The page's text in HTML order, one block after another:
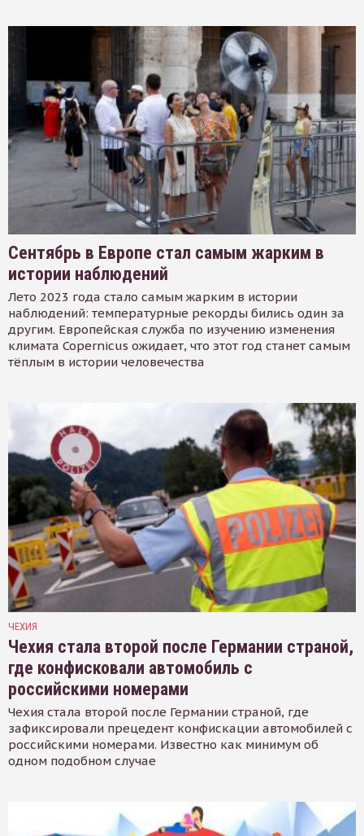
Сентябрь в Европе стал самым жарким в
истории наблюдений
Лето 2023 года стало самым жарким в истории
наблюдений: температурные рекорды бились один за
другим. Европейская служба по изучению изменения
климата Copernicus ожидает, что этот год станет самым
тёплым в истории человечества
ЧЕХИЯ
Чехия стала второй после Германии страной,
где конфисковали автомобиль с
российскими номерами
Чехия стала второй после Германии страной, где
зафиксировали прецедент конфискации автомобилей с
российскими номерами. Известно как минимум об
одном подобном случае